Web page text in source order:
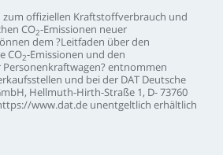
zum offiziellen Kraftstoffverbrauch und
CO2-Emissionen neuer
dem ?Leitfaden überden
CO2-Emissionen und den
Personenkraftwagen? entnommen
und beider DAT Deutsche
Hellmuth-Hirth-Straße 1, D-73760
www.dat.de unentgeltlich erhältlich